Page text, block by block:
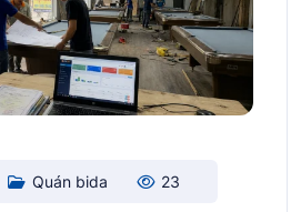
Quán bida 23